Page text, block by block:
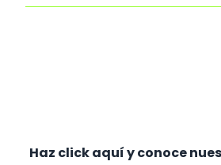
Haz click aquí y conoce